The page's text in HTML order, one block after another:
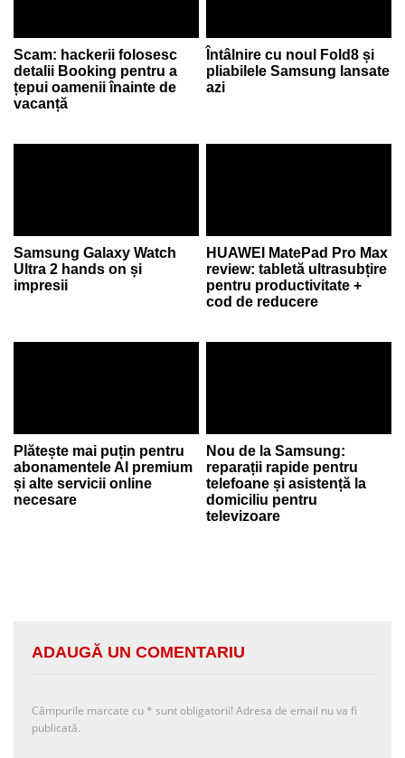
Scam: hackerii folosesc
detalii Booking pentru a
țepui oamenii înainte de
vacanță
Întâlnire cu noul Fold8 și
pliabilele Samsung lansate
azi
Samsung Galaxy Watch
Ultra 2 hands on și
impresii
HUAWEI MatePad Pro Max
review: tabletă ultrasubțire
pentru productivitate +
cod de reducere
Plătește mai puțin pentru
abonamentele AI premium
și alte servicii online
necesare
Nou de la Samsung:
reparații rapide pentru
telefoane și asistență la
domiciliu pentru
televizoare
ADAUGĂ UN COMENTARIU
Câmpurile marcate cu * sunt obligatorii! Adresa de email nu va fi
publicată.